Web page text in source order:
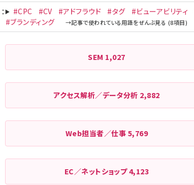
： #CPC #CV #アドフラウド #タグ #ビューアビリティ
#ブランディング
SEM 1,027
アクセス解析／データ分析 2,882
Web担当者／仕事 5,769
EC／ネットショップ4,123